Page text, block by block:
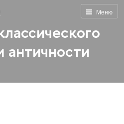
Меню
античности